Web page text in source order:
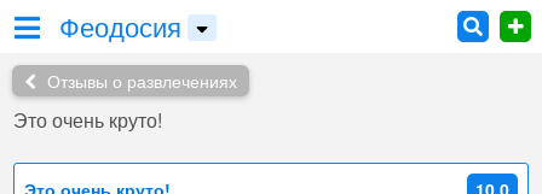
Феодосия
Отзывы о развлечениях
Это очень круто!
Это очень круто!
10.0